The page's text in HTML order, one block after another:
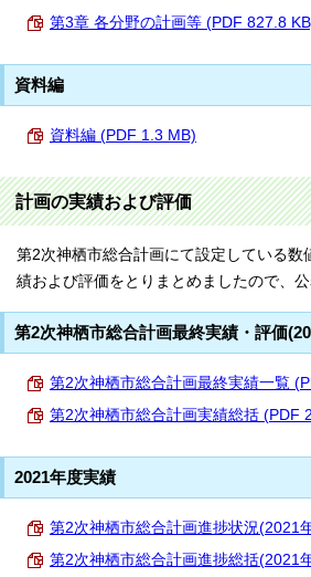
第3章 各分野の計画等 (PDF 827.8
資料編
資料編 (PDF 1.3 MB)
計画の実績および評価
第2次神栖市総合計画にて設定している数
績および評価をとりまとめましたので、公
第2次神栖市総合計画最終実績・評価
第2次神栖市総合計画最終実績一覧
第2次神栖市総合計画実績総括 (PDF
2021年度実績
第2次神栖市総合計画進捗状況(2021
第2次神栖市総合計画進捗総括(2021